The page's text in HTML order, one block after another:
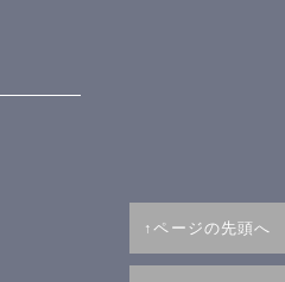
↑ページの先頭へ